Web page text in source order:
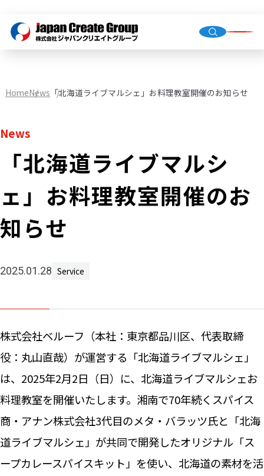
Store
JCG
News
HomeNews 「北海道ライブマルシェ」お料理教室開催のお知らせ
News
「北海道ライブマルシ
ェ」お料理教室開催のお
知らせ
2025.01.28 Service
株式会社ベルーフ（本社：東京都品川区、代表取締
役：丸山直哉）が運営する「北海道ライブマルシェ」
は、2025年2月2日（日）に、北海道ライブマルシェお
料理教室を開催いたします。湘南で70年続くスパイス
商・アナン株式会社3代目のメタ・バラッツ氏と「北海
道ライブマルシェ」が共同で開発したオリジナル「ス
ープカレースパイスキット」を使い、北海道の素材を活